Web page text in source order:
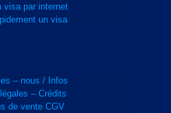
visa par internet
un visa
– nous / Infos
– Crédits
de vente CGV